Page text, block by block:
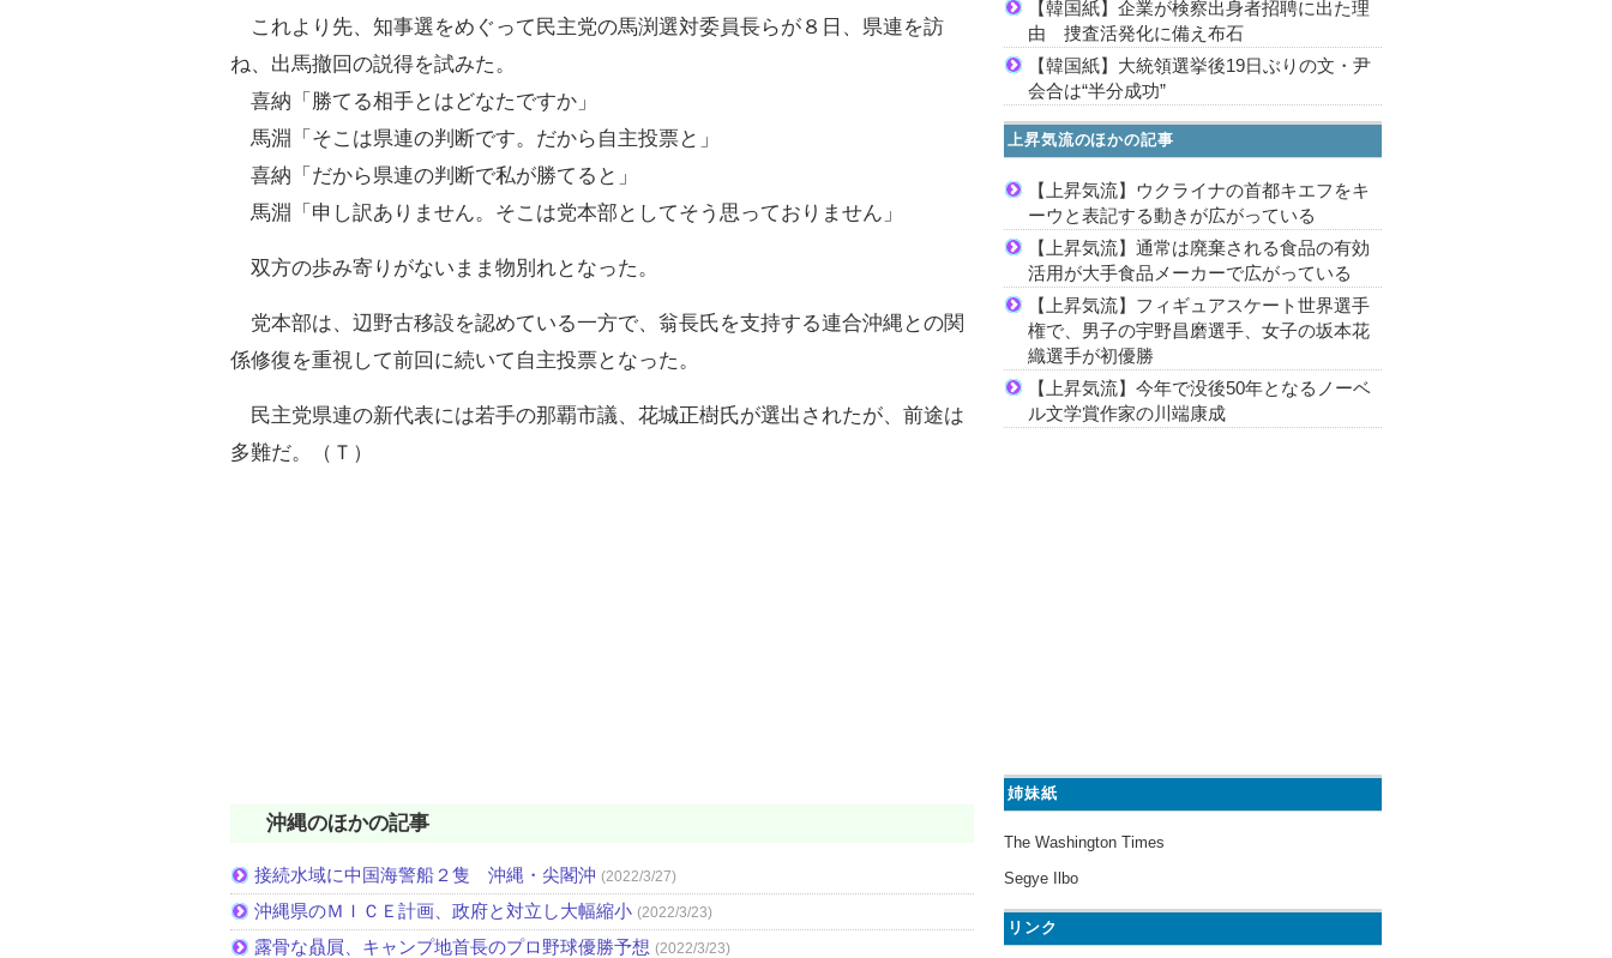
これより先、知事選をめぐって民主党の馬渕選対委員長らが８日、県連を訪
ね、出馬撤回の説得を試みた。
喜納「勝てる相手とはどなたですか」
馬淵「そこは県連の判断です。だから自主投票と」
喜納「だから県連の判断で私が勝てると」
馬淵「申し訳ありません。そこは党本部としてそう思っておりません」
双方の歩み寄りがないまま物別れとなった。
党本部は、辺野古移設を認めている一方で、翁長氏を支持する連合沖縄との関
係修復を重視して前回に続いて自主投票となった。
民主党県連の新代表には若手の那覇市議、花城正樹氏が選出されたが、前途は
多難だ。（Ｔ）
沖縄のほかの記事
接続水域に中国海警船２隻 沖縄・尖閣沖 (2022/3/27)
沖縄県のＭＩＣＥ計画、政府と対立し大幅縮小 (2022/3/23)
露骨な贔屓、キャンプ地首長のプロ野球優勝予想 (2022/3/23)
【韓国紙】企業が検察出身者招聘に出た理
由 捜査活発化に備え布石
【韓国紙】大統領選挙後19日ぶりの文・尹
会合は“半分成功”
上昇気流のほかの記事
【上昇気流】ウクライナの首都キエフをキ
ーウと表記する動きが広がっている
【上昇気流】通常は廃棄される食品の有効
活用が大手食品メーカーで広がっている
【上昇気流】フィギュアスケート世界選手
権で、男子の宇野昌磨選手、女子の坂本花
織選手が初優勝
【上昇気流】今年で没後50年となるノーベ
ル文学賞作家の川端康成
姉妹紙
The Washington Times
Segye Ilbo
リンク